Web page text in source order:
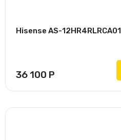
Hisense AS-12HR4RLRCA01
36 100 Р